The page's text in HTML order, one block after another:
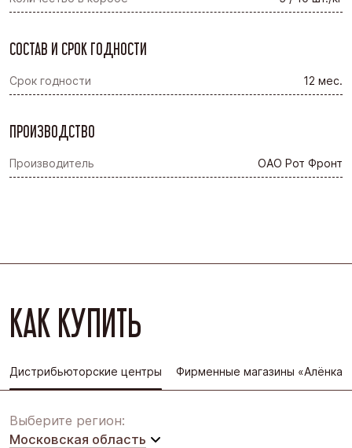
СОСТАВ И СРОК ГОДНОСТИ
Срок годности 12 мес.
ПРОИЗВОДСТВО
Производитель ОАО Рот Фронт
КАК КУПИТЬ
Дистрибьюторские центры Фирменные магазины «Алёнка»
Выберите регион:
Московская область